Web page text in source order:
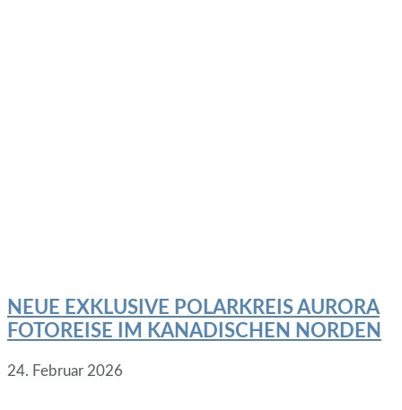
NEUE EXKLUSIVE POLARKREIS AURORA
FOTOREISE IM KANADISCHEN NORDEN
24. Februar 2026